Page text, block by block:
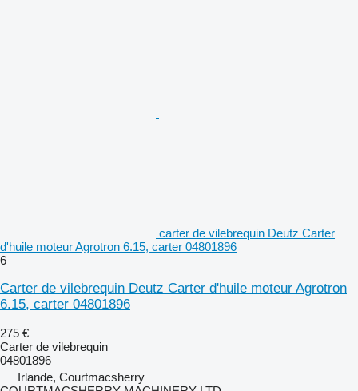
carter de vilebrequin Deutz Carter
d'huile moteur Agrotron 6.15, carter 04801896
6
Carter de vilebrequin Deutz Carter d'huile moteur Agrotron
6.15, carter 04801896
275 €
Carter de vilebrequin
04801896
Irlande, Courtmacsherry